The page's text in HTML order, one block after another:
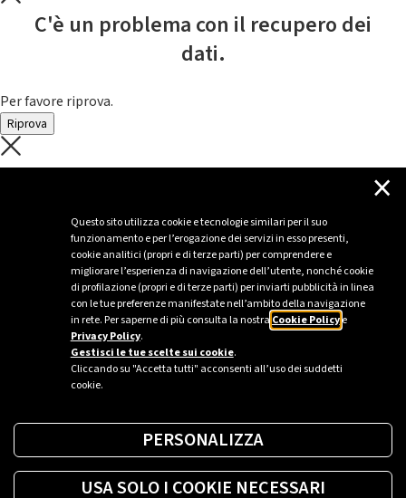
Questo sito utilizza cookie e tecnologie similari per il suo
funzionamento e per l’erogazione dei servizi in esso presenti,
cookie analitici (propri e di terze parti) per comprendere e
migliorare l’esperienza di navigazione dell’utente, nonché cookie
di profilazione (propri e di terze parti) per inviarti pubblicità in linea
con le tue preferenze manifestate nell’ambito della navigazione
in rete. Per saperne di più consulta la nostra Cookie Policye
Privacy Policy.
Gestisci le tue scelte sui cookie.
Cliccando su "Accetta tutti" acconsenti all’uso dei suddetti
cookie.
×
PERSONALIZZA
USA SOLO I COOKIE NECESSARI
C'è un problema con il recupero dei
dati.
Per favore riprova.
Riprova
C'è un problema con il recupero dei
Per favore riprova piú tardi
Sei un’azienda o una PA?
Trova la soluzione più giusta per te.
Richiedi una colonnina